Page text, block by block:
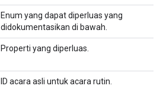
Enum yang dapat diperluas yang
didokumentasikan di bawah.
Properti yang diperluas.
ID acara asli untuk acara rutin.